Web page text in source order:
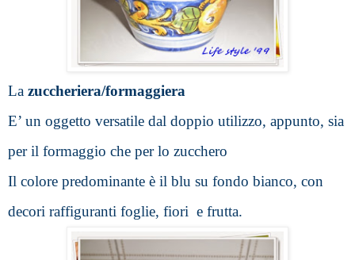
La zuccheriera/formaggiera
E’ un oggetto versatile dal doppio utilizzo, appunto, sia
per il formaggio che per lo zucchero
Il colore predominante è il blu su fondo bianco, con
decori raffiguranti foglie, fiori  e frutta.